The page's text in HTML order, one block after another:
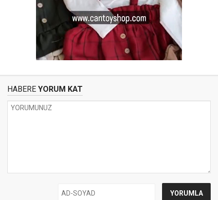
HABERE YORUM KAT